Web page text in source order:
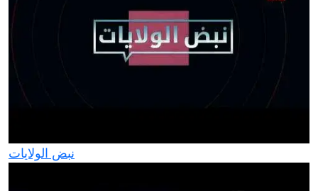
نبض الولايات